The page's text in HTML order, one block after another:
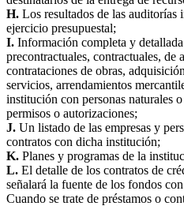
H. Los resultados de las auditorías
ejercicio presupuestal;
I. Información completa y
precontractuales, contractuales,
contrataciones de obras,
servicios, arrendamientos
institución con personas naturales
permisos o autorizaciones;
J. Un listado de las empresas y
contratos con dicha institución;
K. Planes y programas de la
L. El detalle de los contratos de
señalará la fuente de los fondos
Cuando se trate de préstamos o